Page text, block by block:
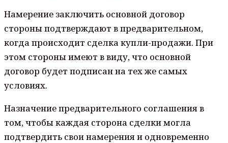
Намерение заключить основной договор
стороны подтверждают в предварительном,
когда происходит сделка купли-продажи. При
этом стороны имеют в виду, что основной
договор будет подписан на тех же самых
условиях.
Назначение предварительного соглашения в
том, чтобы каждая сторона сделки могла
подтвердить свои намерения и одновременно